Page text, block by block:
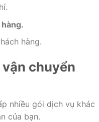
hàng.
chuyển
nhiều gói dịch vụ khác
của bạn.